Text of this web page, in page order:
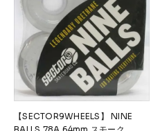
【SECTOR9WHEELS】 NINE